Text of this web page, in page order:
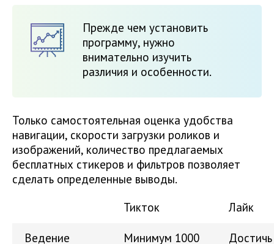
Прежде чем установить
программу, нужно
внимательно изучить
различия и особенности.
Только самостоятельная оценка удобства
навигации, скорости загрузки роликов и
изображений, количество предлагаемых
бесплатных стикеров и фильтров позволяет
сделать определенные выводы.
Тикток
Лайк
Ведение
Минимум 1000